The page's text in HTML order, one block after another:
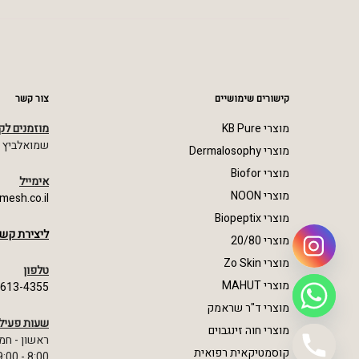
קישורים שימושיים
מוצרי KB Pure
מוצרי Dermalosophy
מוצרי Biofor
מוצרי NOON
מוצרי Biopeptix
מוצרי 20/80
מוצרי Zo Skin
מוצרי MAHUT
מוצרי ד"ר שראמק
מוצרי חוה זינגבוים
קוסמטיקאית רפואית
צור קשר
מוזמנים
שמואלביץ מרדכי
אימייל
ליצירת
טלפון
4355
שעות
ראשון -